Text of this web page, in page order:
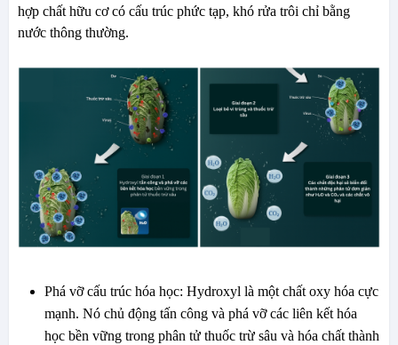
hợp chất hữu cơ có cấu trúc phức tạp, khó rửa trôi chỉ bằng
nước thông thường.
Phá vỡ cấu trúc hóa học: Hydroxyl là một chất oxy hóa cực
mạnh. Nó chủ động tấn công và phá vỡ các liên kết hóa
học bền vững trong phân tử thuốc trừ sâu và hóa chất thành